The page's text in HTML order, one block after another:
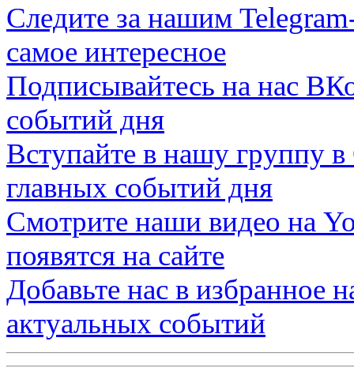
Следите за нашим
самое интересное
Подписывайтесь на нас
событий дня
Вступайте в нашу группу в
главных событий дня
Смотрите наши видео на
появятся на сайте
Добавьте нас в избранное
актуальных событий